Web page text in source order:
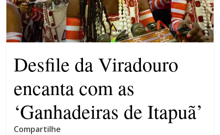
patrimônio 10.400% maior que
em 2022
Máfia das canetas
emagrecedoras na mira da
polícia
Desfile da Viradouro
encanta com as
‘Ganhadeiras de Itapuã’
Compartilhe